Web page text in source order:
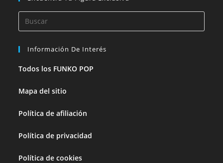
Información De Interés
Todos los FUNKO POP
Mapa del sitio
Política de afiliación
Política de privacidad
Política de cookies